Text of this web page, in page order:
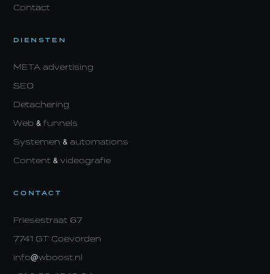
Contact
DIENSTEN
META advertising
SEO
Detachering
Web & funnels
Systemen & automations
Content & videografie
CONTACT
Friesestraat 67
7741 GT Coevorden
info@wboost.nl